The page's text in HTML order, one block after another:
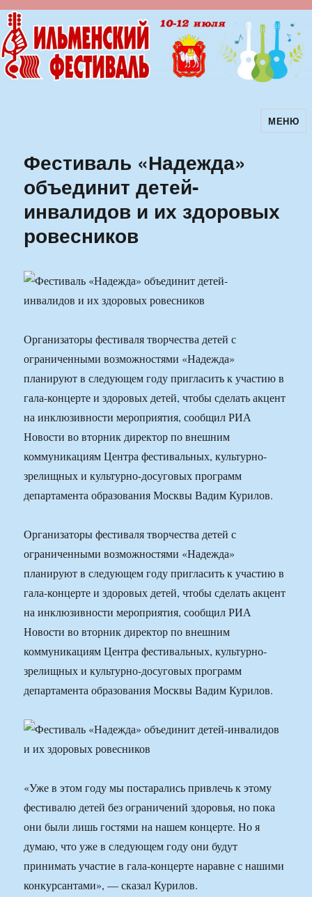
Ильменский фестиваль авторскойМЕНЮ
Фестиваль «Надежда»
объединит детей-
инвалидов и их здоровых
ровесников
Организаторы фестиваля творчества детей с
ограниченными возможностями «Надежда»
планируют в следующем году пригласить к участию в
гала-концерте и здоровых детей, чтобы сделать акцент
на инклюзивности мероприятия, сообщил РИА
Новости во вторник директор по внешним
коммуникациям Центра фестивальных, культурно-
зрелищных и культурно-досуговых программ
департамента образования Москвы Вадим Курилов.
Организаторы фестиваля творчества детей с
ограниченными возможностями «Надежда»
планируют в следующем году пригласить к участию в
гала-концерте и здоровых детей, чтобы сделать акцент
на инклюзивности мероприятия, сообщил РИА
Новости во вторник директор по внешним
коммуникациям Центра фестивальных, культурно-
зрелищных и культурно-досуговых программ
департамента образования Москвы Вадим Курилов.
«Уже в этом году мы постарались привлечь к этому
фестивалю детей без ограничений здоровья, но пока
они были лишь гостями на нашем концерте. Но я
думаю, что уже в следующем году они будут
принимать участие в гала-концерте наравне с нашими
конкурсантами», — сказал Курилов.